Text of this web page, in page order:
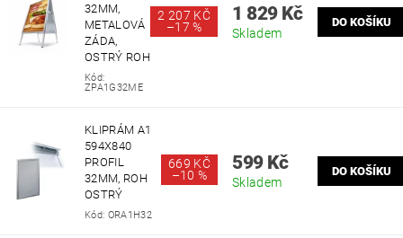
32MM,
METALOVÁ
ZÁDA,
OSTRÝ ROH
Kód:
ZPA1G32ME
2 207 KČ
–17 %
1 829 Kč
Skladem
KLIPRÁM A1
594X840
PROFIL
32MM, ROH
OSTRÝ
Kód: ORA1H32
669 KČ
–10 %
599 Kč
Skladem